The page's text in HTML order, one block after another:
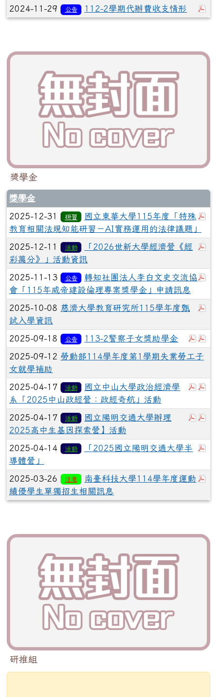
2024-11-29 公告 112-2學期代辦費收支情形
獎學金
獎學金
2025-12-31 研習
國立東華大學115年度「特殊
教育相關法規知能研習－AI實務運用的法律議題」
2025-12-11 活動
「2026世新大學經濟營《經
彩萬分》」活動資訊
2025-11-13 公告
轉知社團法人李白文史交流協
會「115年威帝建設倫理專案獎學金」申請訊息
2025-10-08 慈濟大學教育研究所115學年度甄
試入學資訊
於
2025-09-18 公告 113-2警察子女獎助學金
2025-09-12 勞動部114學年度第1學期失業勞工子
女就學補助
於
2025-04-17 活動
國立中山大學政治經濟學
系「2025中山政經營：政經奇航」活動
於
2025-04-17 活動
國立陽明交通大學辦理
2025高中生基因探索營】活動
2025-04-14 活動
「2025國立陽明交通大學半
導體營」
2025-03-26 注意
南臺科技大學114學年度運動
績優學生單獨招生相關訊息
研推組